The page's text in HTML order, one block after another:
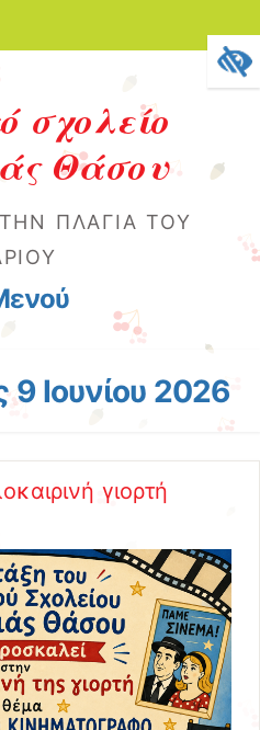
σχολείο
Θάσου
ΠΛΑΓΙΆ ΤΟΥ
9 Ιουνίου 2026
γιορτή